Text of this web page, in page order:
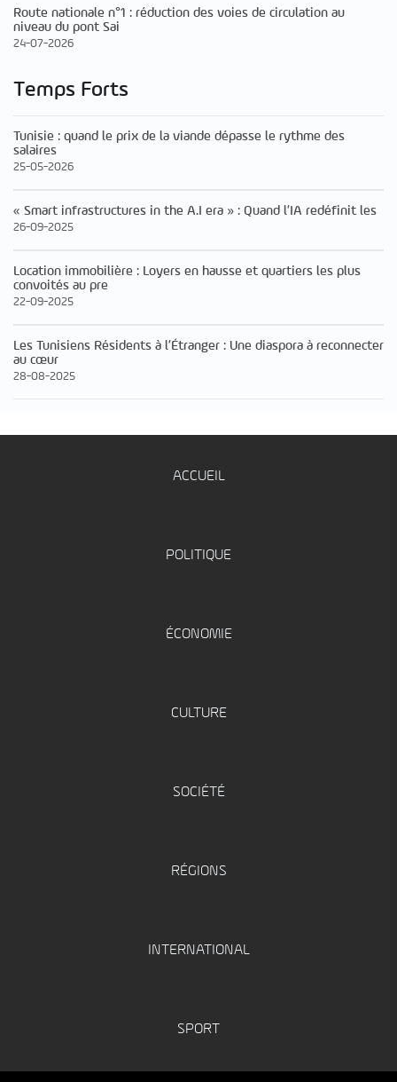
Route nationale n°1 : réduction des voies de circulation au
niveau du pont Sai
24-07-2026
Temps Forts
Tunisie : quand le prix de la viande dépasse le rythme des
salaires
25-05-2026
« Smart infrastructures in the A.I era » : Quand l’IA redéfinit les
26-09-2025
Location immobilière : Loyers en hausse et quartiers les plus
convoités au pre
22-09-2025
Les Tunisiens Résidents à l’Étranger : Une diaspora à reconnecter
au cœur
28-08-2025
ACCUEIL
POLITIQUE
ÉCONOMIE
CULTURE
SOCIÉTÉ
RÉGIONS
INTERNATIONAL
SPORT